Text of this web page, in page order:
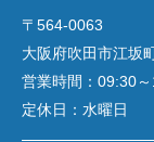
〒564-0063
大阪府吹田市江坂
営業時間： 09:30
定休日： 水曜日